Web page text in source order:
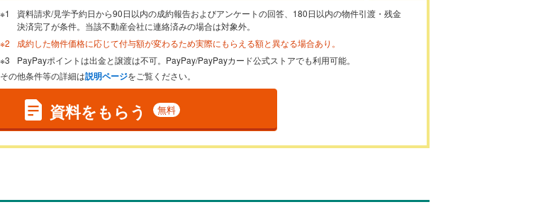
資料請求/見学予約日から90日以内の成約報告およびアンケートの回答、180日以内の物件引渡・残金
決済完了が条件。当該不動産会社に連絡済みの場合は対象外。
成約した物件価格に応じて付与額が変わるため実際にもらえる額と異なる場合あり。
PayPayポイントは出金と譲渡は不可。PayPay/PayPayカード公式ストアでも利用可能。
その他条件等の詳細は説明ページをご覧ください。
資料をもらう 無料